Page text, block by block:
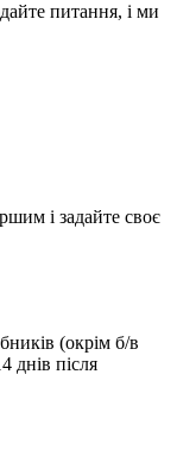
питання, і ми
і задайте своє
(окрім б/в
днів після